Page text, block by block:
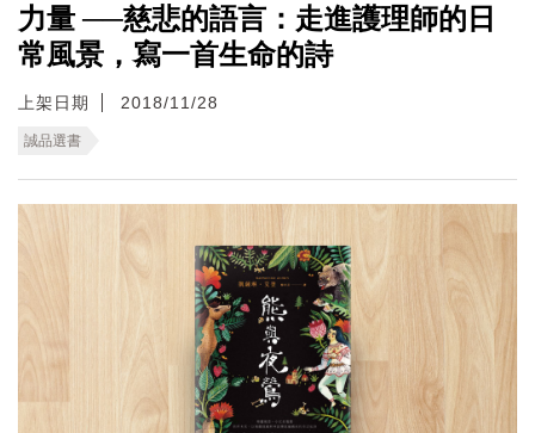
力量 ──慈悲的語言：走進護理師的日
常風景，寫一首生命的詩
上架日期 2018/11/28
誠品選書